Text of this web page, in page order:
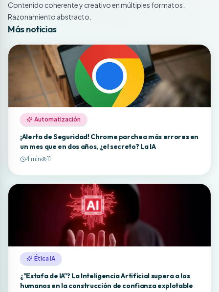
Contenido coherente y creativo en múltiples formatos.
Razonamiento abstracto.
Más noticias
Automatización
¡Alerta de Seguridad! Chrome parchea más errores en
un mes que en dos años, ¿el secreto? La IA
4 min 11
Ética IA
¿"Estafa de IA"? La Inteligencia Artificial supera a los
humanos en la construcción de confianza explotable